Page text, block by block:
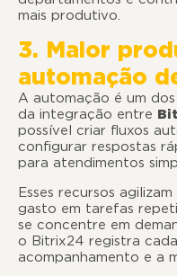
mais produtivo.
3. Maior
automação
A automação é um
da integração entre
possível criar fluxos
configurar respostas
para atendimentos
Esses recursos
gasto em tarefas
se concentre em
o Bitrix24 registra
acompanhamento e a